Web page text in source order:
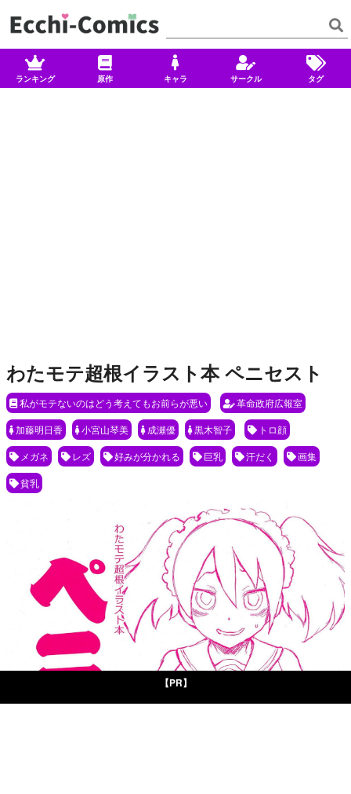
ランキング 原作 キャラ サークル タグ
わたモテ超根イラスト本 ペニセスト
私がモテないのはどう考えてもお前らが悪い
革命政府広報室
加藤明日香
小宮山琴美 成瀬優 黒木智子
トロ顔
メガネ
レズ 好みが分かれる 巨乳 汗だく
画集
貧乳
【PR】